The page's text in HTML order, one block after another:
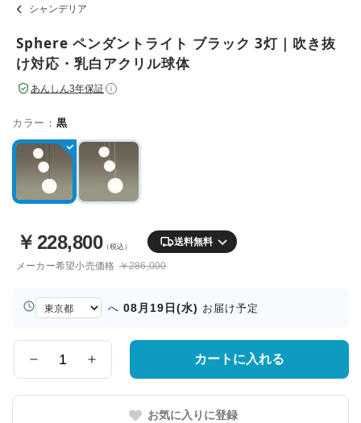
シャンデリア
Sphere ペンダントライト ブラック 3灯｜吹き抜
け対応・乳白アクリル球体
あんしん3年保証 i
カラー： 黒
￥ 228,800（税込） 送料無料
メーカー希望小売価格 ￥286,000
お
届
へ 08月19日(水) お届け予定
量
カートに入れる
お気に入りに登録